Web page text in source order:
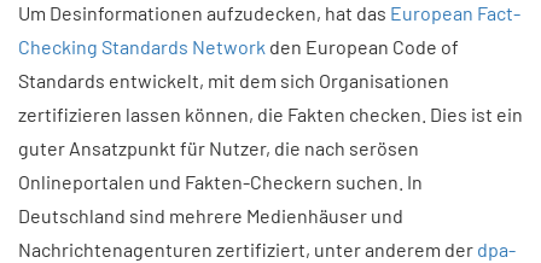
Um Desinformationen aufzudecken, hat das European Fact-
Checking Standards Network den European Code of
Standards entwickelt, mit dem sich Organisationen
zertifizieren lassen können, die Fakten checken. Dies ist ein
guter Ansatzpunkt für Nutzer, die nach serösen
Onlineportalen und Fakten-Checkern suchen. In
Deutschland sind mehrere Medienhäuser und
Nachrichtenagenturen zertifiziert, unter anderem der dpa-